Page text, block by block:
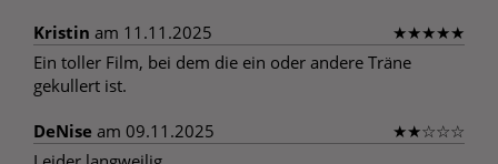
Kristin am 11.11.2025 ★★★★★
Ein toller Film, bei dem die ein oder andere Träne
gekullert ist.
DeNise am 09.11.2025 ★★☆☆☆